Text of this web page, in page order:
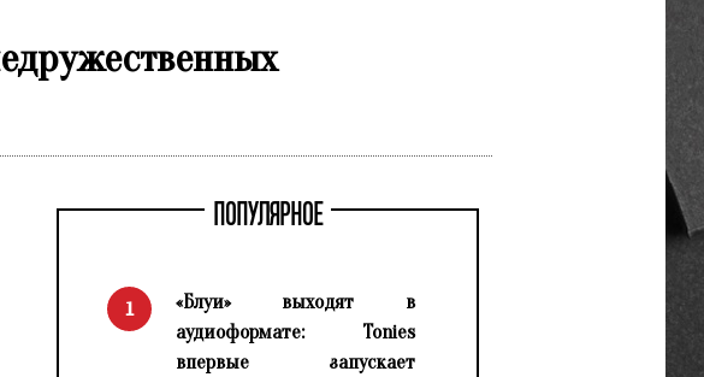
ПОПУЛЯРНОЕ
1
«Блуи» выходят в
аудиоформате: Tonies
впервые запускает